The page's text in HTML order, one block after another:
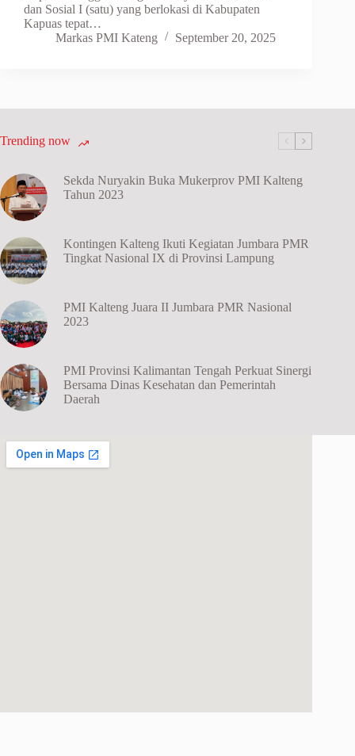
dan Sosial I (satu) yang berlokasi di Kabupaten
Kapuas tepat…
Markas PMI Kateng
September 20, 2025
Trending now
Sekda Nuryakin Buka Mukerprov PMI Kalteng
Tahun 2023
Kontingen Kalteng Ikuti Kegiatan Jumbara PMR
Tingkat Nasional IX di Provinsi Lampung
PMI Kalteng Juara II Jumbara PMR Nasional
2023
PMI Provinsi Kalimantan Tengah Perkuat Sinergi
Bersama Dinas Kesehatan dan Pemerintah
Daerah